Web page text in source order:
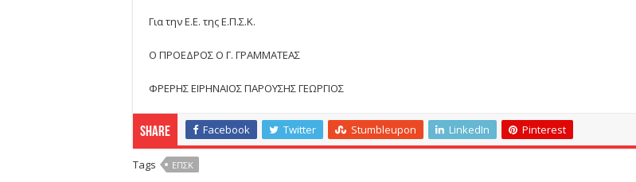
Για την Ε.Ε. της Ε.Π.Σ.Κ.
Ο ΠΡΟΕΔΡΟΣ Ο Γ. ΓΡΑΜΜΑΤΕΑΣ
ΦΡΕΡΗΣ ΕΙΡΗΝΑΙΟΣ ΠΑΡΟΥΣΗΣ ΓΕΩΡΓΙΟΣ
Share Facebook Twitter Stumbleupon LinkedIn Pinterest
Tags ΕΠΣΚ